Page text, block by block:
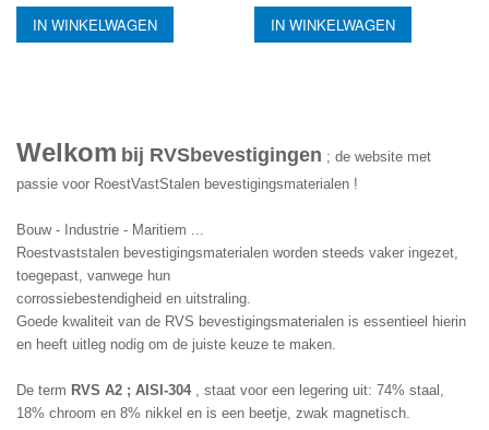
IN WINKELWAGEN IN WINKELWAGEN
Welkom bij RVSbevestigingen ; de website met
passie voor RoestVastStalen bevestigingsmaterialen !
Bouw - Industrie - Maritiem ...
Roestvaststalen bevestigingsmaterialen worden steeds vaker ingezet,
toegepast, vanwege hun
corrossiebestendigheid en uitstraling.
Goede kwaliteit van de RVS bevestigingsmaterialen is essentieel hierin
en heeft uitleg nodig om de juiste keuze te maken.
De term RVS A2 ; AISI-304 , staat voor een legering uit: 74% staal,
18% chroom en 8% nikkel en is een beetje, zwak magnetisch.